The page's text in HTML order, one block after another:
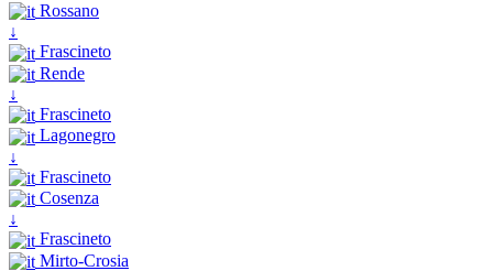
Rossano
↓
Frascineto
Rende
↓
Frascineto
Lagonegro
↓
Frascineto
Cosenza
↓
Frascineto
Mirto-Crosia